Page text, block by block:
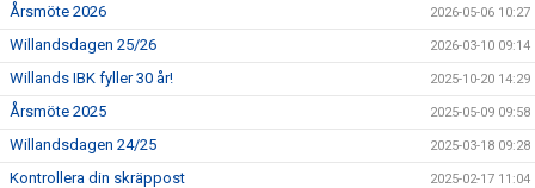
Årsmöte 2026 2026-05-06 10:27
Willandsdagen 25/26 2026-03-10 09:14
Willands IBK fyller 30 år! 2025-10-20 14:29
Årsmöte 2025 2025-05-09 09:58
Willandsdagen 24/25 2025-03-18 09:28
Kontrollera din skräppost 2025-02-17 11:04